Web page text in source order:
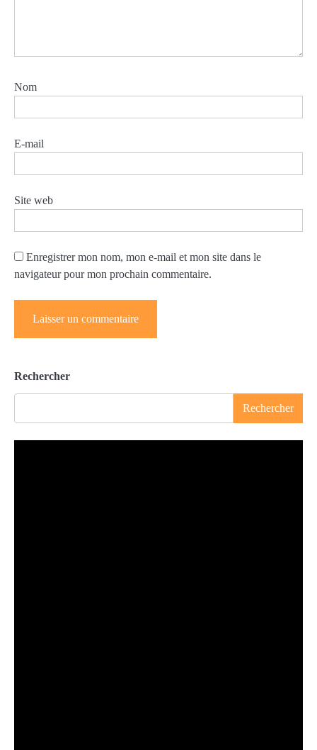
Nom
E-mail
Site web
Enregistrer mon nom, mon e-mail et mon site dans le
navigateur pour mon prochain commentaire.
Rechercher
Rechercher